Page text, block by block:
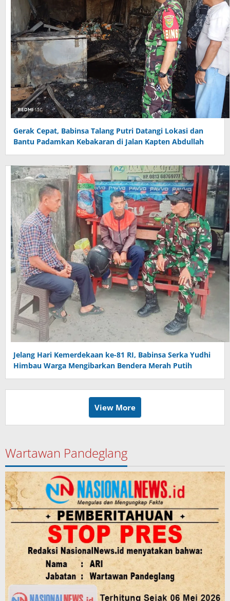
Gerak Cepat, Babinsa Talang Putri Datangi Lokasi dan
Bantu Padamkan Kebakaran di Jalan Kapten Abdullah
Jelang Hari Kemerdekaan ke-81 RI, Babinsa Serka Yudhi
Himbau Warga Mengibarkan Bendera Merah Putih
View More
Wartawan Pandeglang